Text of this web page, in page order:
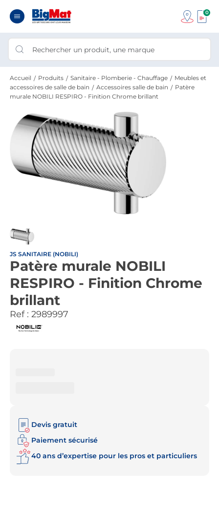
0
Accueil Produits Sanitaire - Plomberie - Chauffage
Meubles et
accessoires de salle de bain
Accessoires salle de bain
Patère
murale NOBILI RESPIRO - Finition Chrome brillant
JS SANITAIRE (NOBILI)
Patère murale NOBILI
RESPIRO - Finition Chrome
brillant
Ref : 2989997
Devis gratuit
Paiement sécurisé
40 ans d’expertise pour les pros et particuliers